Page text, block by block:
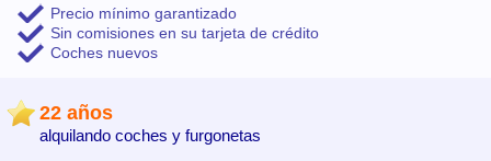
Precio mínimo garantizado
Sin comisiones en su tarjeta de crédito
Coches nuevos
22 años
alquilando coches y furgonetas